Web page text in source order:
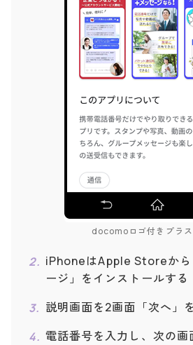
docomoロゴ付きプラ
iPhoneはApple Storeから
ージ」をインストールする
説明画面を2画面「次へ」
電話番号を入力し、次の画